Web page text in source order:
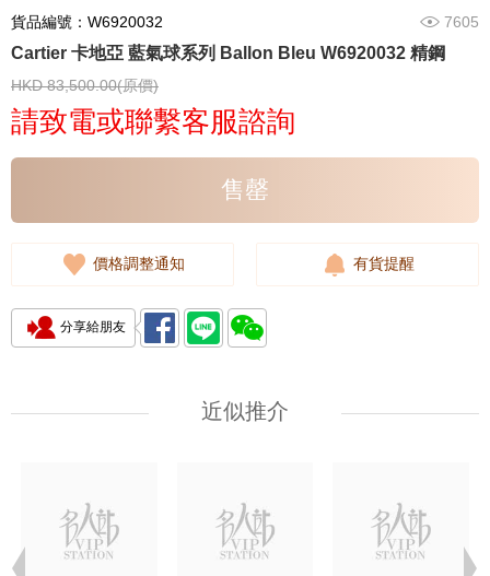
貨品編號：W6920032 7605
Cartier 卡地亞 藍氣球系列 Ballon Bleu W6920032 精鋼
HKD 83,500.00(原價)
請致電或聯繫客服諮詢
售罄
價格調整通知 有貨提醒
分享給朋友
近似推介